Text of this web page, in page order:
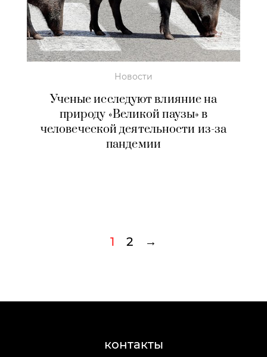
Новости
Ученые исследуют влияние на
природу «Великой паузы» в
человеческой деятельности из-за
пандемии
1 2 →
контакты